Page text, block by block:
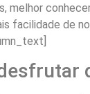
melhor
facilidade de